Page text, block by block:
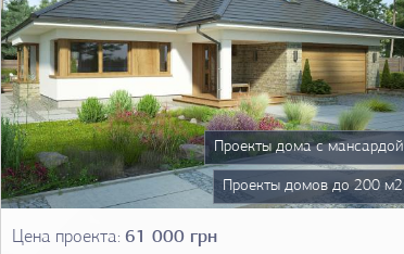
Цена проекта: 61 000 грн
Проекты дома с мансардой
Проекты домов до 200 м2